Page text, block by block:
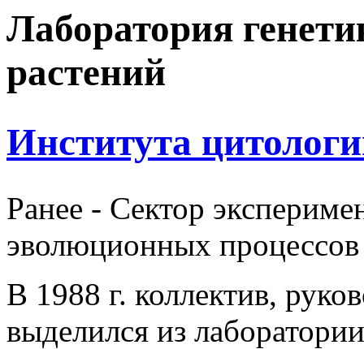
Лаборатория
растений
Институтa
Ранее - Сектор
эволюционных процессов
В 1988 г. коллектив,
выделился из